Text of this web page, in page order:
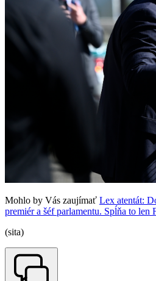
Mohlo by Vás zaujímať Lex atentát:
premiér a šéf parlamentu. Spĺňa to len
(sita)